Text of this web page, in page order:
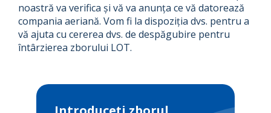
noastră va verifica și vă va anunța ce vă datorează
compania aeriană. Vom fi la dispoziția dvs. pentru a
vă ajuta cu cererea dvs. de despăgubire pentru
întârzierea zborului LOT.